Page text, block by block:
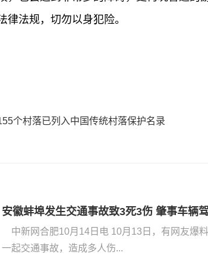
律法规，切勿以身犯险。
个村落已列入中国传统村落保护名录
安徽蚌埠发生交通事故致3死3伤 肇事车辆
中新网合肥10月14日电 10月13日，有网友爆
一起交通事故，造成多人伤...